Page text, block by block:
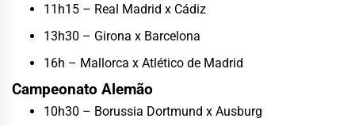
11h15 – Real Madrid x Cádiz
13h30 – Girona x Barcelona
16h – Mallorca x Atlético de Madrid
Campeonato Alemão
10h30 – Borussia Dortmund x Ausburg